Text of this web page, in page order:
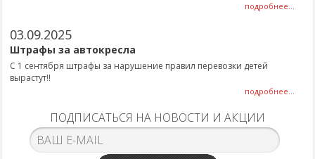
подробнее...
03.09.2025
Штрафы за автокресла
С 1 сентября штрафы за нарушение правил перевозки детей
вырастут!!
подробнее...
ПОДПИСАТЬСЯ НА НОВОСТИ И АКЦИИ